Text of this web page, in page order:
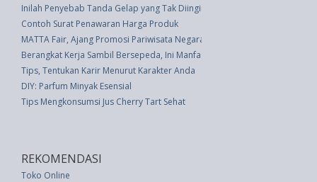
Inilah Penyebab Tanda Gelap yang Tak Diinginkan pada Kulit
Contoh Surat Penawaran Harga Produk
MATTA Fair, Ajang Promosi Pariwisata Negara-Negara Asia Pasifik
Berangkat Kerja Sambil Bersepeda, Ini Manfaatnya
Tips, Tentukan Karir Menurut Karakter Anda
DIY: Parfum Minyak Esensial
Tips Mengkonsumsi Jus Cherry Tart Sehat
REKOMENDASI
Toko Online